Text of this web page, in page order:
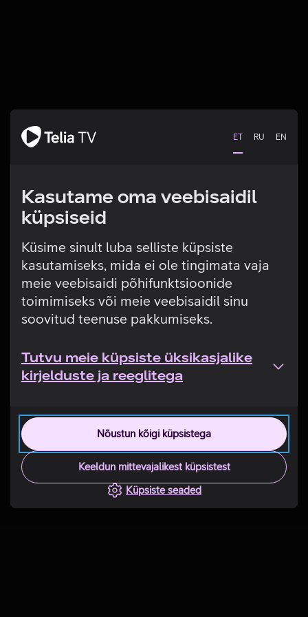
ET RU EN
Kasutame oma veebisaidil
küpsiseid
Küsime sinult luba selliste küpsiste
kasutamiseks, mida ei ole tingimata vaja
meie veebisaidi põhifunktsioonide
toimimiseks või meie veebisaidil sinu
soovitud teenuse pakkumiseks.
Tutvu meie küpsiste üksikasjalike
kirjelduste ja reeglitega
Nõustun kõigi küpsistega
Keeldun mittevajalikest küpsistest
Küpsiste seaded
Tehniline viga